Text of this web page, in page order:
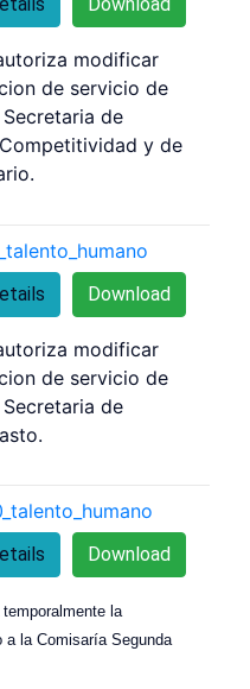
modificar
de servicio de
de
y de
Download
modificar
de servicio de
de
Download
la
a la Comisaría Segunda